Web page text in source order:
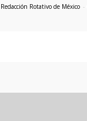
Redacción Rotativo de México -